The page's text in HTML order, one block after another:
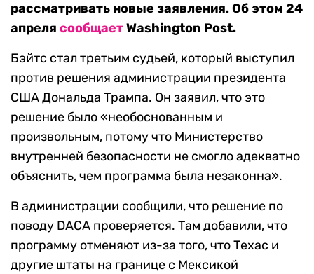
рассматривать новые заявления. Об этом 24
апреля сообщаетWashington Post.
Бэйтс стал третьим судьей, который выступил
против решения администрации президента
США Дональда Трампа. Он заявил, что это
решение было «необоснованным и
произвольным, потому что Министерство
внутренней безопасности не смогло адекватно
объяснить, чем программа была незаконна».
В администрации сообщили, что решение по
поводу DACA проверяется. Там добавили, что
программу отменяют из-за того, что Техас и
другие штаты на границе с Мексикой